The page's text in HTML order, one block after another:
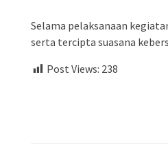
Selama pelaksanaan
serta tercipta suasana
Post Views: 238
AYO PUTUSKAN RANTAI COVID-19